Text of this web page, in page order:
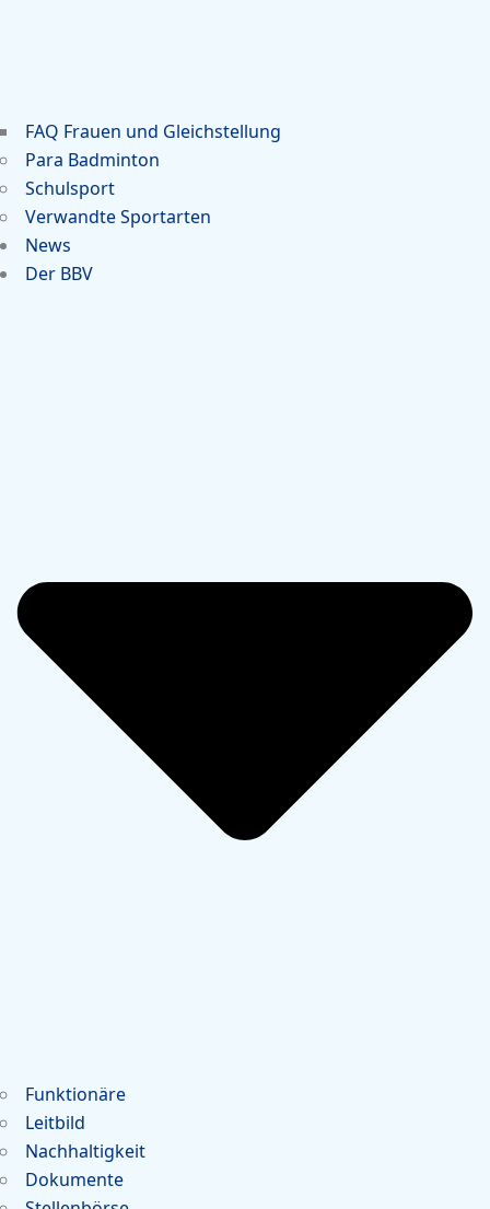
FAQ Frauen und Gleichstellung
Para Badminton
Schulsport
Verwandte Sportarten
News
Der BBV
Funktionäre
Leitbild
Nachhaltigkeit
Dokumente